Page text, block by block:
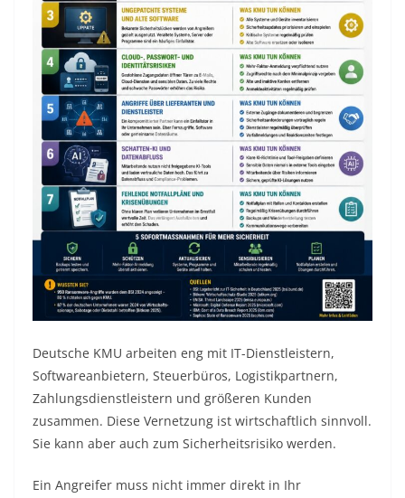
Deutsche KMU arbeiten eng mit IT-Dienstleistern,
Softwareanbietern, Steuerbüros, Logistikpartnern,
Zahlungsdienstleistern und größeren Kunden
zusammen. Diese Vernetzung ist wirtschaftlich sinnvoll.
Sie kann aber auch zum Sicherheitsrisiko werden.
Ein Angreifer muss nicht immer direkt in Ihr